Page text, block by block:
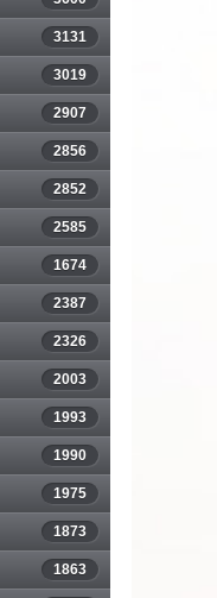
3131
3019
2907
2856
2852
2585
1674
2387
2326
2003
1993
1990
1975
1873
1863